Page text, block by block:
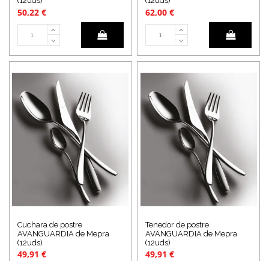
50,22 € 62,00 €
Cuchara de postre
AVANGUARDIA de Mepra
(12uds)
49,91 €
Tenedor de postre
AVANGUARDIA de Mepra
(12uds)
49,91 €